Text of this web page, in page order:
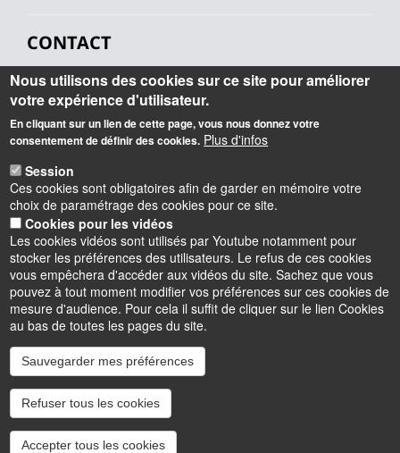
CONTACT
IAE Orléans - École Universitaire de Management
Faculté de Droit, d’Économie et de Gestion
Rue de Blois BP 26739 45067 Orléans Cedex 2
iae@univ-orleans.fr
02 38 41 70 28
Lundi : 8h - 12h30 & 13h30 -17h30
Mardi : 8h-12h30 & 13h30 - 17h30
Mercredi : 8h – 13h
Jeudi : 8h-12h30 & 13h30 -17h30
Vendredi : 8h-12h30 & 13h30 – 16h
InstagramLinkedInYoutube
Accessibilité : partiellement conforme
Cookies
Intranet
Nous utilisons des cookies sur ce site pour améliorer
votre expérience d'utilisateur.
En cliquant sur un lien de cette page, vous nous donnez votre
consentement de définir des cookies. Plus d'infos
Session
Ces cookies sont obligatoires afin de garder en mémoire votre
choix de paramétrage des cookies pour ce site.
Cookies pour les vidéos
Les cookies vidéos sont utilisés par Youtube notamment pour
stocker les préférences des utilisateurs. Le refus de ces cookies
vous empêchera d'accéder aux vidéos du site. Sachez que vous
pouvez à tout moment modifier vos préférences sur ces cookies de
mesure d'audience. Pour cela il suffit de cliquer sur le lien Cookies
au bas de toutes les pages du site.
Sauvegarder mes préférences
Refuser tous les cookies
Accepter tous les cookies